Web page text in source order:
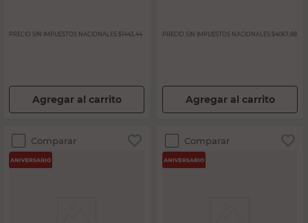
PRECIO SIN IMPUESTOS NACIONALES: $1443,44
Agregar al carrito
PRECIO SIN IMPUESTOS NACIONALES: $4067,88
Agregar al carrito
Comparar Comparar